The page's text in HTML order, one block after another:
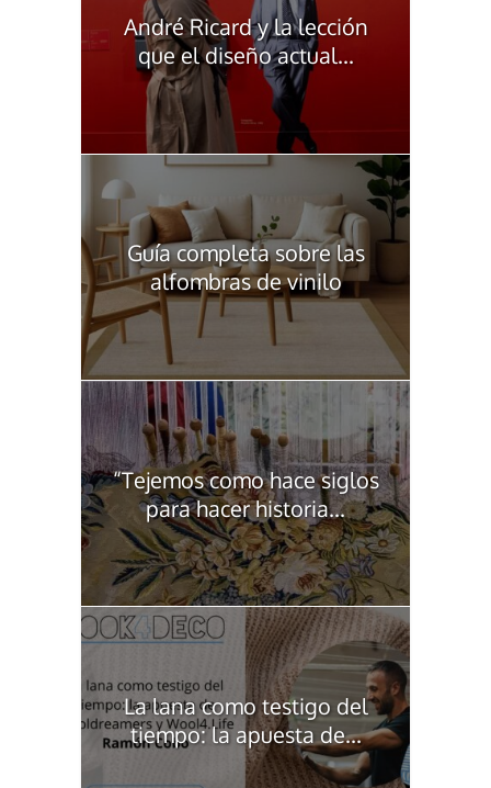
André Ricard y la lección
que el diseño actual...
Guía completa sobre las
alfombras de vinilo
“Tejemos como hace siglos
para hacer historia...
La lana como testigo del
tiempo: la apuesta de...